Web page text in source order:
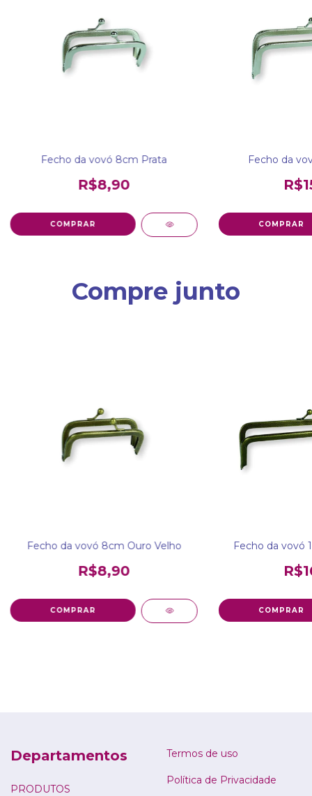
Fecho da vovó 8cm Prata
R$8,90
Fecho da
Compre junto
Fecho da vovó 8cm Ouro Velho
R$8,90
Fecho da vovó
Departamentos
PRODUTOS
Termos de uso
Política de Privacidade